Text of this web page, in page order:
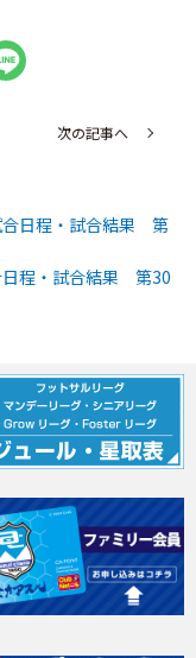
次の記事へ
日程・試合結果 第
程・試合結果 第30